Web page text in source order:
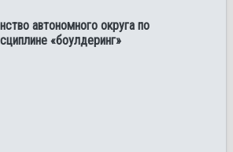
автономного округа по
«боулдеринг»